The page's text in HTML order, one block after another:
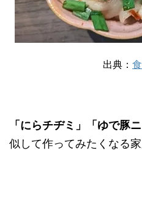
出典：
「にらチヂミ」「ゆで豚
似して作ってみたくなる